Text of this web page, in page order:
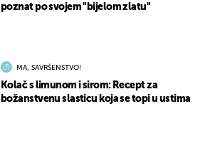
poznat po svojem "bijelom zlatu"
MA, SAVRŠENSTVO!
Kolač s limunom i sirom: Recept za
božanstvenu slasticu koja se topi u ustima